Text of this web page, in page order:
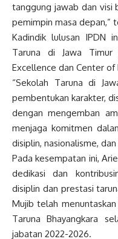
tanggung jawab dan visi
pemimpin masa depan,”
Kadindik lulusan IPDN
Taruna di Jawa
Excellence dan Center of
“Sekolah Taruna di
pembentukan karakter,
dengan mengemban
menjaga komitmen
disiplin, nasionalisme,
Pada kesempatan ini,
dedikasi dan
disiplin dan prestasi
Mujib telah
Taruna Bhayangkara
jabatan 2022-2026.